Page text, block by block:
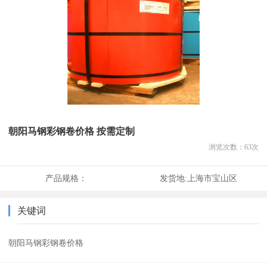
朝阳马钢彩钢卷价格 按需定制
浏览次数： 63次
产品规格： 发货地: 上海市宝山区
关键词
朝阳马钢彩钢卷价格